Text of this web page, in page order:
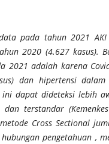
pada tahun 2021 AKI
2020 (4.627 kasus).
2021 adalah karena
dan hipertensi dalam
ini dapat dideteksi lebih
terstandar
Cross Sectional
pengetahuan ,